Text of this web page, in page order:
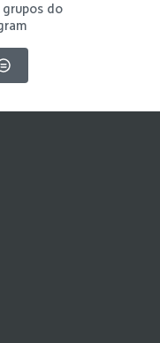
grupos do